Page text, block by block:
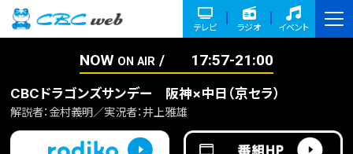
テレビ ラジオ イベント
NOW ON AIR 17:57-21:00
CBCドラゴンズサンデー 阪神×中日（京セラ）
解説者：金村義明／実況者：井上雅雄